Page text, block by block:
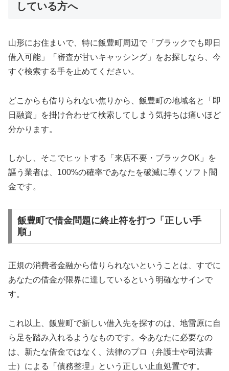
している方へ
山形にお住まいで、特に飯豊町周辺で「ブラックでも即日
借入可能」「審査が甘いキャッシング」をお探しなら、今
すぐ検索する手を止めてください。
どこからも借りられない焦りから、飯豊町の地域名と「即
日融資」を掛け合わせて検索してしまう気持ちは痛いほど
分かります。
しかし、そこでヒットする「来店不要・ブラックOK」を
謳う業者は、100%の確率であなたを破滅に導くソフト闇
金です。
飯豊町で借金問題に終止符を打つ「正しい手
順」
正規の消費者金融から借りられないということは、すでに
あなたの借金が限界に達しているという明確なサインで
す。
これ以上、飯豊町で新しい借入先を探すのは、地雷原に自
ら足を踏み入れるようなものです。今あなたに必要なの
は、新たな借金ではなく、法律のプロ（弁護士や司法書
士）による「債務整理」という正しい止血処置です。